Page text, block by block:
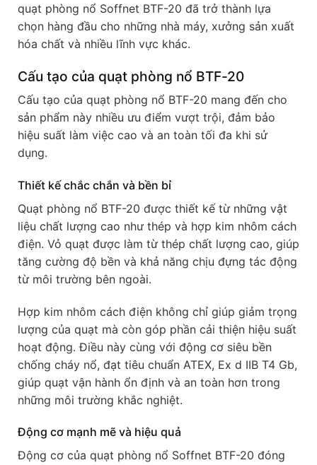
quạt phòng nổ Soffnet BTF-20 đã trở thành lựa
chọn hàng đầu cho những nhà máy, xưởng sản xuất
hóa chất và nhiều lĩnh vực khác.
Cấu tạo của quạt phòng nổ BTF-20
Cấu tạo của quạt phòng nổ BTF-20 mang đến cho
sản phẩm này nhiều ưu điểm vượt trội, đảm bảo
hiệu suất làm việc cao và an toàn tối đa khi sử
dụng.
Thiết kế chắc chắn và bền bỉ
Quạt phòng nổ BTF-20 được thiết kế từ những vật
liệu chất lượng cao như thép và hợp kim nhôm cách
điện. Vỏ quạt được làm từ thép chất lượng cao, giúp
tăng cường độ bền và khả năng chịu đựng tác động
từ môi trường bên ngoài.
Hợp kim nhôm cách điện không chỉ giúp giảm trọng
lượng của quạt mà còn góp phần cải thiện hiệu suất
hoạt động. Điều này cùng với động cơ siêu bền
chống cháy nổ, đạt tiêu chuẩn ATEX, Ex d IIB T4 Gb,
giúp quạt vận hành ổn định và an toàn hơn trong
những môi trường khắc nghiệt.
Động cơ mạnh mẽ và hiệu quả
Động cơ của quạt phòng nổ Soffnet BTF-20 đóng